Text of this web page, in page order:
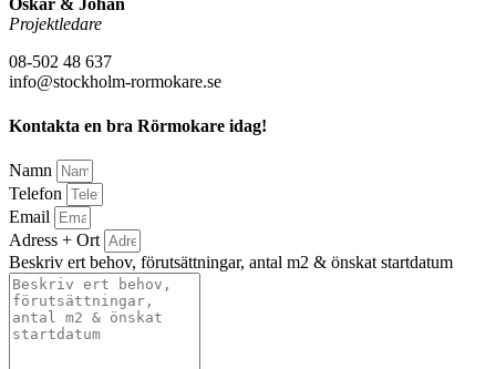
Oskar & Johan
Projektledare
08-502 48 637
info@stockholm-rormokare.se
Kontakta en bra Rörmokare idag!
Namn
Telefon
Email
Adress + Ort
Beskriv ert behov, förutsättningar, antal m2 & önskat startdatum